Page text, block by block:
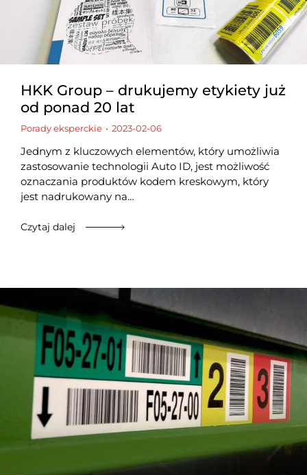
HKK Group – drukujemy etykiety już
od ponad 20 lat
Porady eksperckie 2023-02-06
Jednym z kluczowych elementów, który umożliwia
zastosowanie technologii Auto ID, jest możliwość
oznaczania produktów kodem kreskowym, który
jest nadrukowany na…
Czytaj dalej